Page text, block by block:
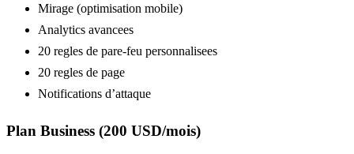
Mirage (optimisation mobile)
Analytics avancees
20 regles de pare-feu personnalisees
20 regles de page
Notifications d’attaque
Plan Business (200 USD/mois)